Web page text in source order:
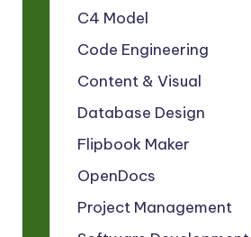
C4 Model
Code Engineering
Content & Visual
Database Design
Flipbook Maker
OpenDocs
Project Management